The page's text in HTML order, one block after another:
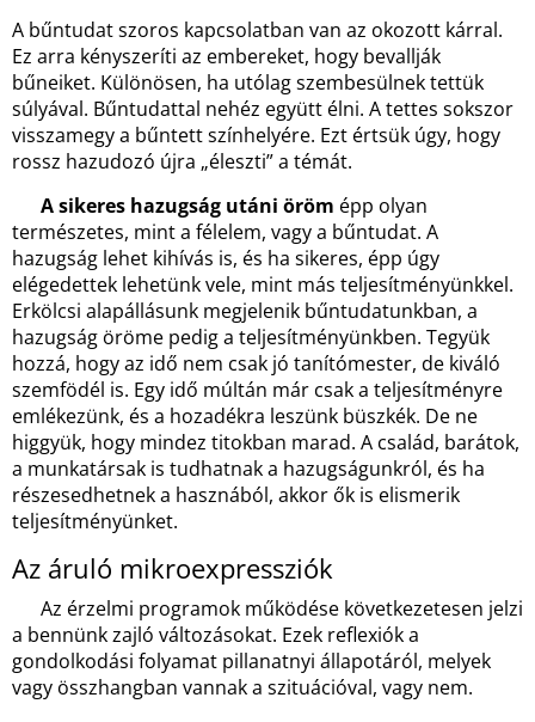
A bűntudat szoros kapcsolatban van az okozott kárral.
Ez arra kényszeríti az embereket, hogy bevallják
bűneiket. Különösen, ha utólag szembesülnek tettük
súlyával. Bűntudattal nehéz együtt élni. A tettes sokszor
visszamegy a bűntett színhelyére. Ezt értsük úgy, hogy
rossz hazudozó újra „éleszti” a témát.
Asikeres hazugság utáni öröm épp olyan
természetes, mint a félelem, vagy a bűntudat. A
hazugság lehet kihívás is, és ha sikeres, épp úgy
elégedettek lehetünk vele, mint más teljesítményünkkel.
Erkölcsi alapállásunk megjelenik bűntudatunkban, a
hazugság öröme pedig a teljesítményünkben. Tegyük
hozzá, hogy az idő nem csak jó tanítómester, de kiváló
szemfödél is. Egy idő múltán már csak a teljesítményre
emlékezünk, és a hozadékra leszünk büszkék. De ne
higgyük, hogy mindez titokban marad. A család, barátok,
a munkatársak is tudhatnak a hazugságunkról, és ha
részesedhetnek a hasznából, akkor ők is elismerik
teljesítményünket.
Az áruló mikroexpressziók
Az érzelmi programok működése következetesen jelzi
a bennünk zajló változásokat. Ezek reflexiók a
gondolkodási folyamat pillanatnyi állapotáról, melyek
vagy összhangban vannak a szituációval, vagy nem.